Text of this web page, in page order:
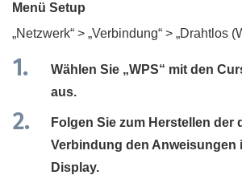
Menü Setup
„Netzwerk“ > „Verbindung“ > „Drahtlos
Wählen Sie „WPS“ mit den
aus.
Folgen Sie zum Herstellen der
Verbindung den Anweisungen
Display.